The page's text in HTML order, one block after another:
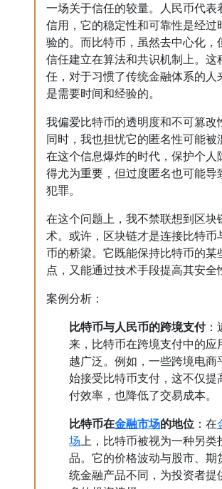
一场关于信任的较量。人民币代表
信用，它的稳定性和可靠性是经过
验的。而比特币，虽然去中心化，
信任建立在算法和共识机制上。这
任，对于习惯了传统金融体系的人
是需要时间和经验的。
我偏爱比特币的透明度和不可篡改
同时，我也担忧它的匿名性可能被
在这个信息爆炸的时代，保护个人
得尤为重要，但过度匿名也可能导
犯罪。
在这个问题上，我不禁联想到区块
术。或许，区块链才是连接比特币
币的桥梁。它既能保持比特币的某
点，又能通过技术手段提高其安全
案例分析：
比特币与人民币的跨境支付：
来，比特币在跨境支付中的应
越广泛。例如，一些跨境电商
始接受比特币支付，这不仅提
付效率，也降低了交易成本。
比特币在金融市场的地位 ：在
场 上，比特币被视为一种另类
品。它的价格波动与股市、期
统金融产品不同，为投资者提